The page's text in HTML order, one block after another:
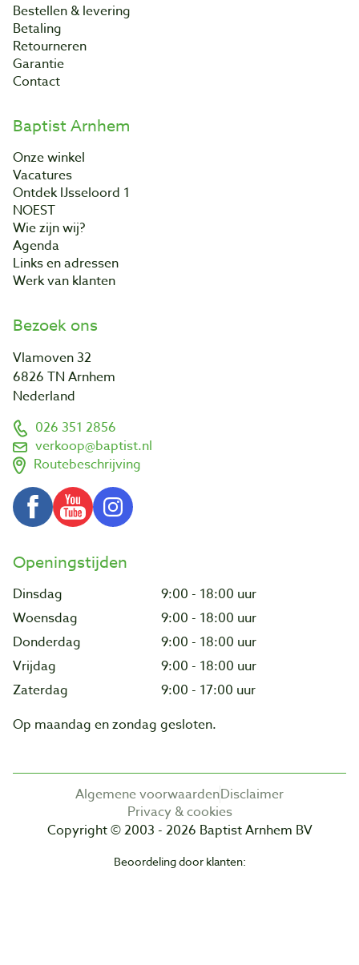
Bestellen & levering
Betaling
Retourneren
Garantie
Contact
Baptist Arnhem
Onze winkel
Vacatures
Ontdek IJsseloord 1
NOEST
Wie zijn wij?
Agenda
Links en adressen
Werk van klanten
Bezoek ons
Vlamoven 32
6826 TN Arnhem
Nederland
026 351 2856
verkoop@baptist.nl
Routebeschrijving
Openingstijden
Dinsdag
9:00 - 18:00 uur
Woensdag
9:00 - 18:00 uur
Donderdag
9:00 - 18:00 uur
Vrijdag
9:00 - 18:00 uur
Zaterdag
9:00 - 17:00 uur
Op maandag en zondag gesloten.
Algemene voorwaardenDisclaimer
Privacy & cookies
Copyright © 2003 - 2026 Baptist Arnhem BV
Beoordeling door klanten: